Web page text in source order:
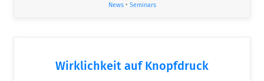
News• Seminars
Wirklichkeit auf Knopfdruck